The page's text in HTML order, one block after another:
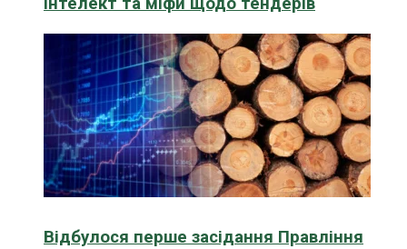
Відбулося перше засідання Правління